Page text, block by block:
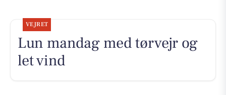
VEJRET
Lun mandag med tørvejr og
let vind